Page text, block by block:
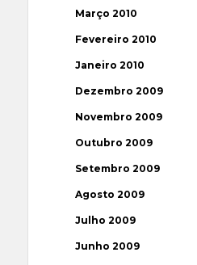
Março 2010
Fevereiro 2010
Janeiro 2010
Dezembro 2009
Novembro 2009
Outubro 2009
Setembro 2009
Agosto 2009
Julho 2009
Junho 2009